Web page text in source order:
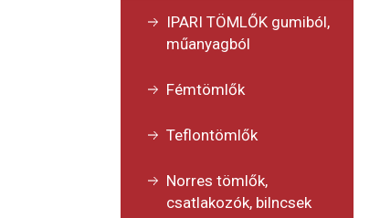
IPARI TÖMLŐK gumiból,
műanyagból
Fémtömlők
Teflontömlők
Norres tömlők,
csatlakozók, bilncsek